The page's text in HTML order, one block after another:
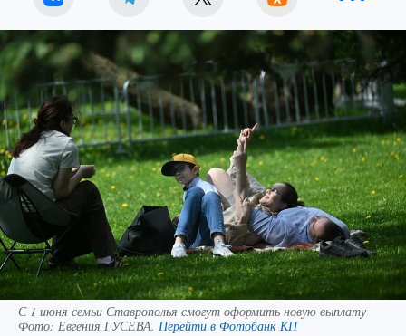
С 1 июня семьи Ставрополья смогут оформить новую выплату
Фото: Евгения ГУСЕВА. Перейти в Фотобанк КП